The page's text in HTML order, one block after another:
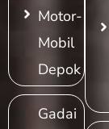
Motor-
Mobil
Depok
Gadai